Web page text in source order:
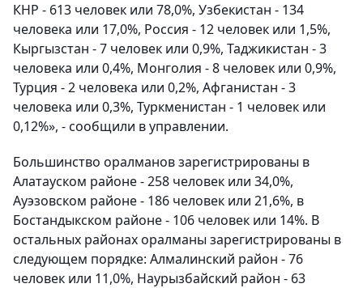
КНР - 613 человек или 78,0%, Узбекистан - 134
человека или 17,0%, Россия - 12 человек или 1,5%,
Кыргызстан - 7 человек или 0,9%, Таджикистан - 3
человека или 0,4%, Монголия - 8 человек или 0,9%,
Турция - 2 человека или 0,2%, Афганистан - 3
человека или 0,3%, Туркменистан - 1 человек или
0,12%», - сообщили в управлении.
Большинство оралманов зарегистрированы в
Алатауском районе - 258 человек или 34,0%,
Ауэзовском районе - 186 человек или 21,6%, в
Бостандыкском районе - 106 человек или 14%. В
остальных районах оралманы зарегистрированы в
следующем порядке: Алмалинский район - 76
человек или 11,0%, Наурызбайский район - 63